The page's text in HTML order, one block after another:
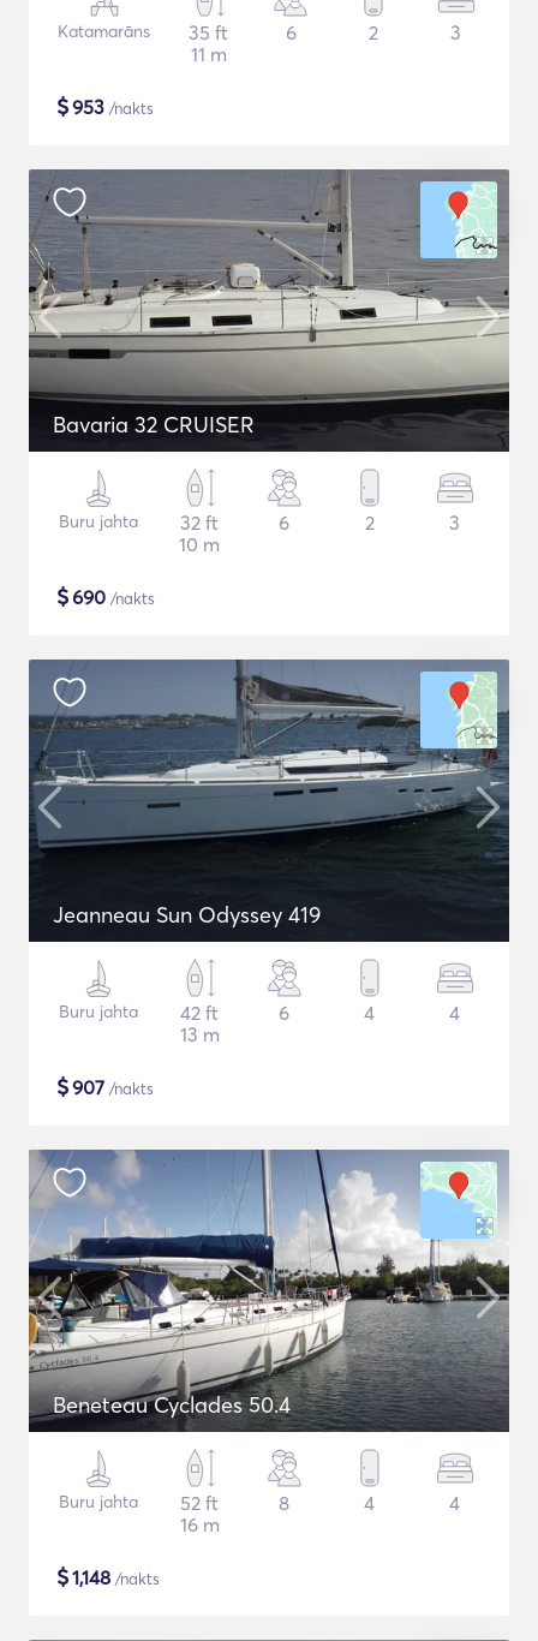
Katamarāns
35 ft
11 m
6 2 3
$953 /nakts
Bavaria 32 CRUISER
Buru jahta
32 ft
10 m
6 2 3
$690 /nakts
Jeanneau Sun Odyssey 419
Buru jahta
42 ft
13 m
6 4 4
$907 /nakts
Beneteau Cyclades 50.4
Buru jahta
52 ft
16 m
8 4 4
$1,148 /nakts